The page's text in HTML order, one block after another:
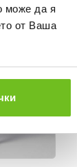
може да я
от Ваша